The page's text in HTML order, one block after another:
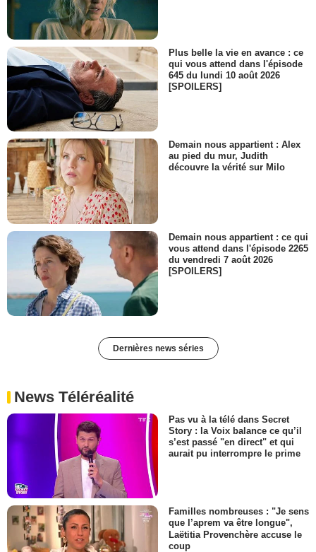
Plus belle la vie en avance : ce
qui vous attend dans l'épisode
645 du lundi 10 août 2026
[SPOILERS]
Demain nous appartient : Alex
au pied du mur, Judith
découvre la vérité sur Milo
Demain nous appartient : ce qui
vous attend dans l'épisode 2265
du vendredi 7 août 2026
[SPOILERS]
Dernières news séries
News Téléréalité
Pas vu à la télé dans Secret
Story : la Voix balance ce qu’il
s’est passé "en direct" et qui
aurait pu interrompre le prime
Familles nombreuses : "Je sens
que l’aprem va être longue",
Laëtitia Provenchère accuse le
coup